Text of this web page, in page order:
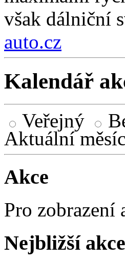
však dálniční
auto.cz
Kalendář
Veřejný
Aktuální
Akce
Pro zobrazení
Nejbližší akce